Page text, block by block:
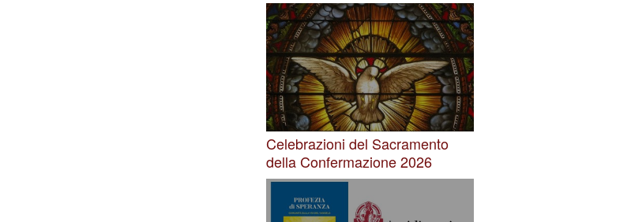
Celebrazioni del Sacramento
della Confermazione 2026